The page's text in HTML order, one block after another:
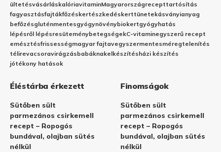
ültetésvásárláskalóriavitaminMagyarországrecepttartósítás
fagyasztásfajtákfőzéskertészkedéskerttünetekásványianyag
befőzésgluténmentesgyógynövénybiokertgyógyhatás
lépésről lépésresüteménybetegségekC-vitaminegyszerű recept
emésztésfrissességmagyar fajtavegyszermentesméregtelenítés
télirevacsoravirágzásbabáknakelkészítésházi készítés
jótékony hatások
Éléstárba érkezett
Sütőben sült
parmezános csirkemell
recept – Ropogós
bundával, olajban sütés
nélkül
Finomságok
Sütőben sült
parmezános csirkemell
recept – Ropogós
bundával, olajban sütés
nélkül